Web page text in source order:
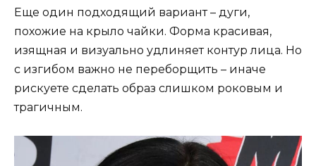
Еще один подходящий вариант – дуги,
похожие на крыло чайки. Форма красивая,
изящная и визуально удлиняет контур лица. Но
с изгибом важно не переборщить – иначе
рискуете сделать образ слишком роковым и
трагичным.